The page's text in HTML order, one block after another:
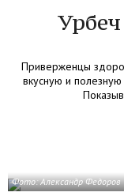
Приверженцы
вкусную и
Фото: Александр Федоров